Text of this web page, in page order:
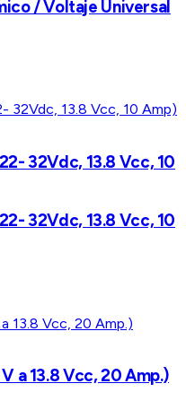
/ Voltaje Universal
32Vdc, 13.8 Vcc, 10
32Vdc, 13.8 Vcc, 10
a 13.8 Vcc, 20 Amp.)